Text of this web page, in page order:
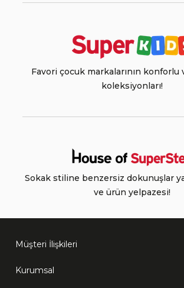
Favori çocuk markalarının konforlu
koleksiyonları!
Sokak stiline benzersiz dokunuşlar
ve ürün yelpazesi!
Müşteri İlişkileri
Kurumsal